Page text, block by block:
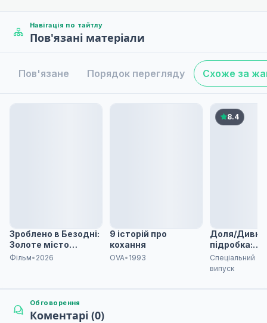
Рятувальна місія
Навігація по тайтлу
Пов'язані матеріали
Пов'язане Порядок перегляду Схоже за
Зроблено в Безодні:
Золоте місто
палаючого сонця - 2
Фільм• 2026
9 історій про
кохання
OVA• 1993
8.4
Доля/Дивна
підробка:
Спеціальний
випуск
Обговорення
Коментарі (0)